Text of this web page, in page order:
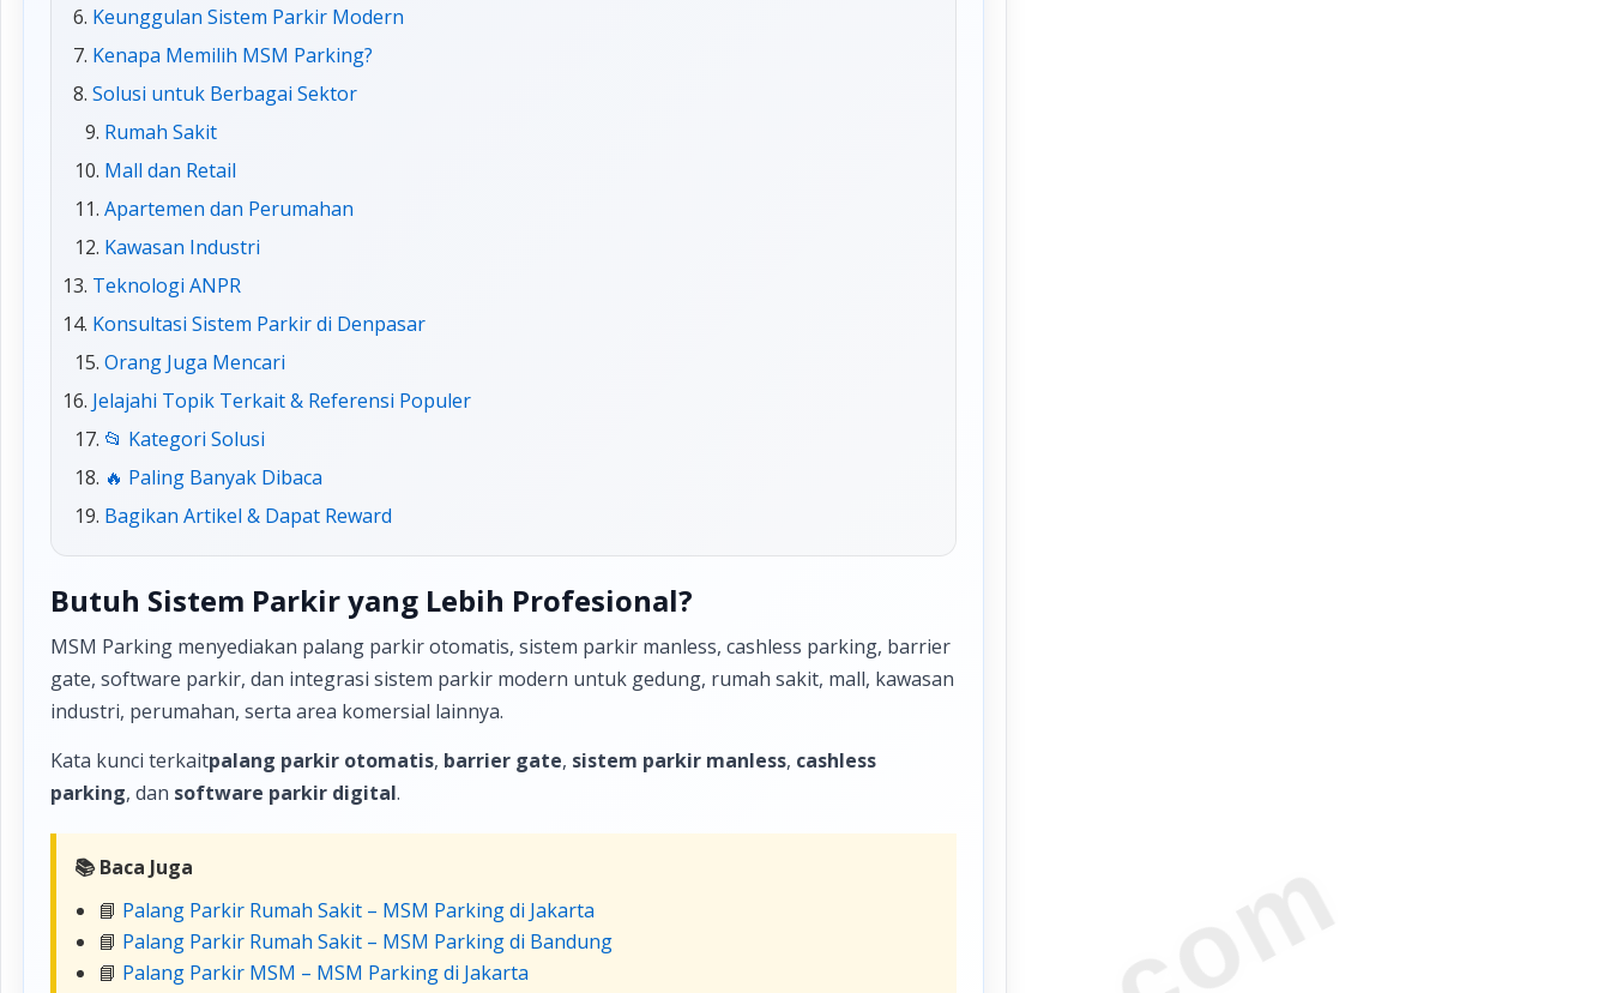
Keunggulan Sistem Parkir Modern
Kenapa Memilih MSM Parking?
Solusi untuk Berbagai Sektor
Rumah Sakit
Mall dan Retail
Apartemen dan Perumahan
Kawasan Industri
Teknologi ANPR
Konsultasi Sistem Parkir di Denpasar
Orang Juga Mencari
Jelajahi Topik Terkait & Referensi Populer
📂 Kategori Solusi
🔥 Paling Banyak Dibaca
Bagikan Artikel & Dapat Reward
Butuh Sistem Parkir yang Lebih Profesional?
MSM Parking menyediakan palang parkir otomatis, sistem parkir manless, cashless parking, barrier
gate, software parkir, dan integrasi sistem parkir modern untuk gedung, rumah sakit, mall, kawasan
industri, perumahan, serta area komersial lainnya.
Kata kunci terkaitpalang parkir otomatis, barrier gate, sistem parkir manless, cashless
parking, dan software parkir digital.
📚 Baca Juga
📘 Palang Parkir Rumah Sakit – MSM Parking di Jakarta
📘 Palang Parkir Rumah Sakit – MSM Parking di Bandung
📘 Palang Parkir MSM – MSM Parking di Jakarta